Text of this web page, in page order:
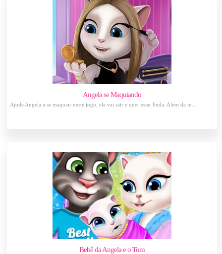
Angela se Maquiando
Ajude Angela a se maquiar neste jogo, ela vai sair e quer estar linda. Além da m...
Bebê da Angela e o Tom